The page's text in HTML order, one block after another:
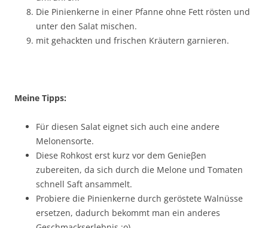
Die Pinienkerne in einer Pfanne ohne Fett rösten und
unter den Salat mischen.
mit gehackten und frischen Kräutern garnieren.
Meine Tipps:
Für diesen Salat eignet sich auch eine andere
Melonensorte.
Diese Rohkost erst kurz vor dem Genieβen
zubereiten, da sich durch die Melone und Tomaten
schnell Saft ansammelt.
Probiere die Pinienkerne durch geröstete Walnüsse
ersetzen, dadurch bekommt man ein anderes